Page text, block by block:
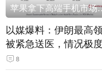
苹果拿下高端手
以媒爆料：伊朗最高
被紧急送医，情况极
随时会死去”
8